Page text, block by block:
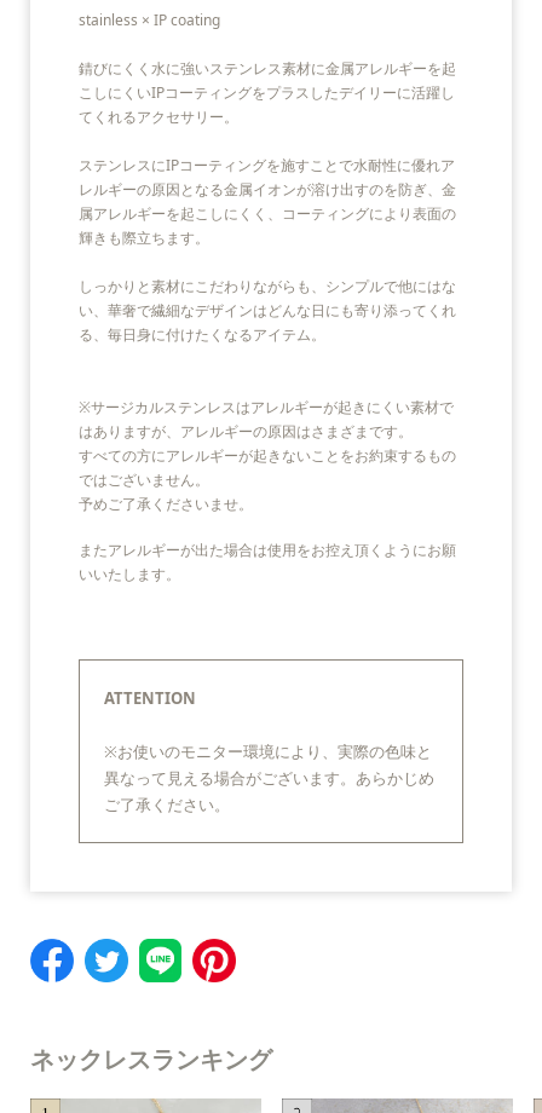
stainless × IP coating
錆びにくく水に強いステンレス素材に金属アレルギーを起
こしにくいIPコーティングをプラスしたデイリーに活躍し
てくれるアクセサリー。
ステンレスにIPコーティングを施すことで水耐性に優れア
レルギーの原因となる金属イオンが溶け出すのを防ぎ、金
属アレルギーを起こしにくく、コーティングにより表面の
輝きも際立ちます。
しっかりと素材にこだわりながらも、シンプルで他にはな
い、華奢で繊細なデザインはどんな日にも寄り添ってくれ
る、毎日身に付けたくなるアイテム。
※サージカルステンレスはアレルギーが起きにくい素材で
はありますが、アレルギーの原因はさまざまです。
すべての方にアレルギーが起きないことをお約束するもの
ではございません。
予めご了承くださいませ。
またアレルギーが出た場合は使用をお控え頂くようにお願
いいたします。
ATTENTION
※お使いのモニター環境により、実際の色味と
異なって見える場合がございます。あらかじめ
ご了承ください。
ネックレスランキング